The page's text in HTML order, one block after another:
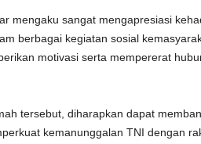
mengaku sangat mengapresiasi
berbagai kegiatan sosial
motivasi serta mempererat
tersebut, diharapkan dapat
kemanunggalan TNI dengan